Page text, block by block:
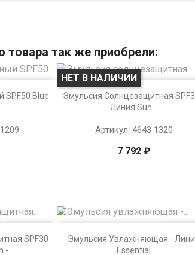
товара так же приобрели:
SPF50 Blue
Эмульсия Солнцезащитная
Линия Sun...
Артикул: 4643 1320
7 792 ₽
НЕТ В НАЛИЧИИ
 Просмотр
SPF30
...
Эмульсия Увлажняющая -
Essential
 Просмотр